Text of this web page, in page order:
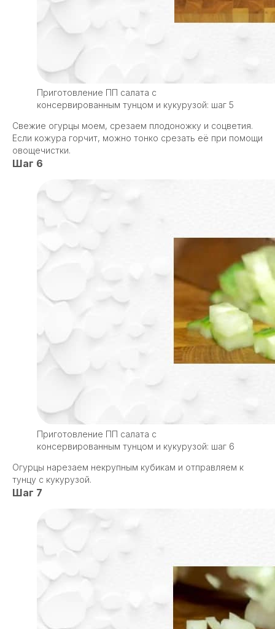
Приготовление ПП салата с
консервированным тунцом и кукурузой: шаг 5
Свежие огурцы моем, срезаем плодоножку и соцветия.
Если кожура горчит, можно тонко срезать её при помощи
овощечистки.
Шаг 6
Приготовление ПП салата с
консервированным тунцом и кукурузой: шаг 6
Огурцы нарезаем некрупным кубикам и отправляем к
тунцу с кукурузой.
Шаг 7